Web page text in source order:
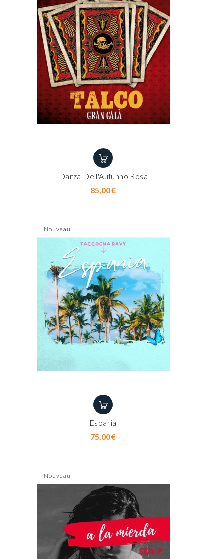
Danza Dell'Autunno Rosa
85,00 €Prix
Nouveau
Espania
75,00 €Prix
Nouveau